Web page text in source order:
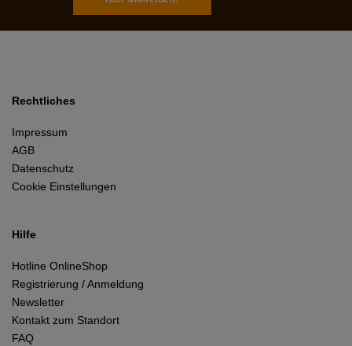
Rechtliches
Impressum
AGB
Datenschutz
Cookie Einstellungen
Hilfe
Hotline OnlineShop
Registrierung / Anmeldung
Newsletter
Kontakt zum Standort
FAQ